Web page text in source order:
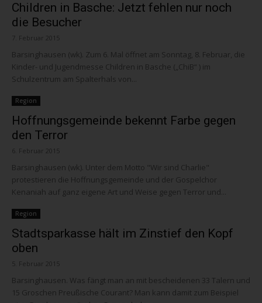
Children in Basche: Jetzt fehlen nur noch
die Besucher
7. Februar 2015
Barsinghausen (wk). Zum 6. Mal öffnet am Sonntag, 8. Februar, die
Kinder- und Jugendmesse Children in Basche („ChiB“ ) im
Schulzentrum am Spalterhals von...
Region
Hoffnungsgemeinde bekennt Farbe gegen
den Terror
6. Februar 2015
Barsinghausen (wk). Unter dem Motto "Wir sind Charlie"
protestieren die Hoffnungsgemeinde und der Gospelchor
Kenaniah auf ganz eigene Art und Weise gegen Terror und...
Region
Stadtsparkasse hält im Zinstief den Kopf
oben
5. Februar 2015
Barsinghausen. Was fängt man an mit bescheidenen 33 Talern und
15 Groschen Preußische Courant? Man kann damit zum Beispiel